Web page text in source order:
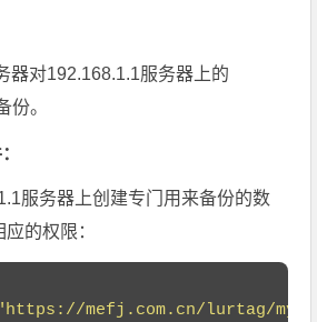
器对192.168.1.1服务器上的
份。
服务器上创建专门用来备份的数
的权限：
mefj.com.cn/lurtag/